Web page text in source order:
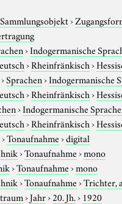
Sammlungsobjekt›
›Indogermanische
›Rheinfränkisch›
›Sprachen›Indogermanische
›Rheinfränkisch›
›Indogermanische
›Rheinfränkisch›
›Tonaufnahme›digital
›Tonaufnahme›mono
›Tonaufnahme›mono
›Tonaufnahme›Trichter,
›Jahr›20. Jh.› 1920